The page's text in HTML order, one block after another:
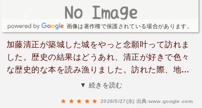
画像は著作権で保護されている場合があります。
加藤清正が築城した城をやっと念願叶って訪れま
した。歴史の結果はどうあれ、清正が好きで色々
な歴史的な本を読み漁りました。訪れた際、地震
の影響で至る所が崩れており、修復が追いつかな
▼ 続きを読む
2026/5/27(水) 出典:www.google.com